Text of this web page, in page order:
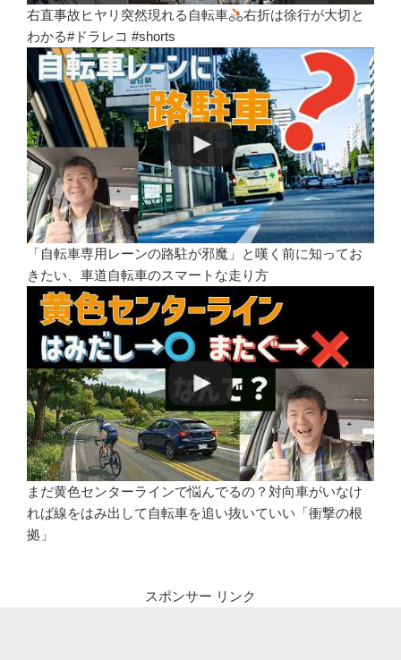
右直事故ヒヤリ突然現れる自転車
右折は徐行が大切と
わかる#ドラレコ #shorts
「自転車専用レーンの路駐が邪魔」と嘆く前に知ってお
きたい、車道自転車のスマートな走り方
まだ黄色センターラインで悩んでるの？対向車がいなけ
れば線をはみ出して自転車を追い抜いていい「衝撃の根
拠」
スポンサー リンク